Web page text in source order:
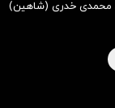
محمدی خدری (شاهین)